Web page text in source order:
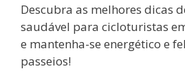
Descubra as melhores dicas
saudável para cicloturistas
e mantenha-se energético e
passeios!